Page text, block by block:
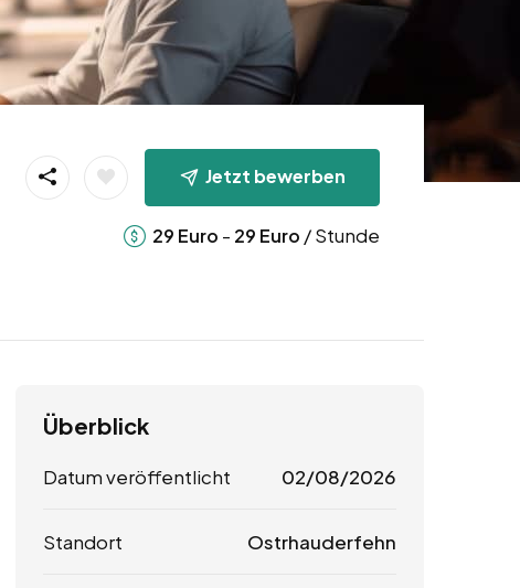
Jetzt bewerben
29 Euro - 29 Euro / Stunde
Überblick
Datum veröffentlicht 02/08/2026
Standort Ostrhauderfehn